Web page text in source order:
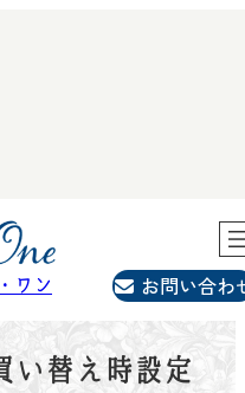
ワン お問い合わ
替え時設定